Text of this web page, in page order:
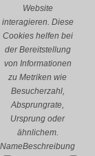
Website
interagieren. Diese
Cookies helfen bei
der Bereitstellung
von Informationen
zu Metriken wie
Besucherzahl,
Absprungrate,
Ursprung oder
ähnlichem.
NameBeschreibung